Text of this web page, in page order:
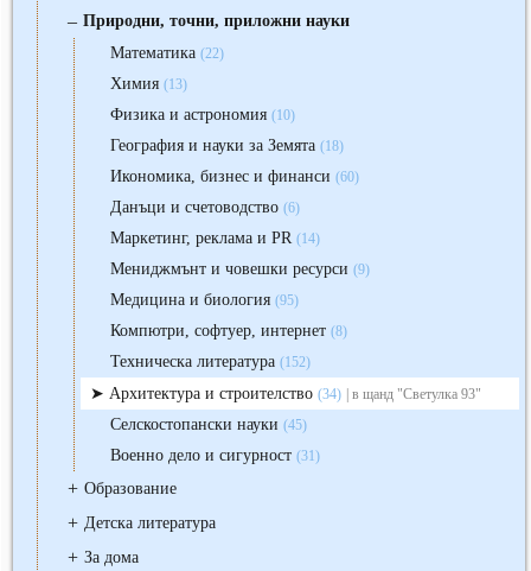
‒ Природни, точни, приложни науки
Математика (22)
Химия (13)
Физика и астрономия (10)
География и науки за Земята (18)
Икономика, бизнес и финанси (60)
Данъци и счетоводство (6)
Маркетинг, реклама и PR (14)
Мениджмънт и човешки ресурси (9)
Медицина и биология (95)
Компютри, софтуер, интернет (8)
Техническа литература (152)
Архитектура и строителство (34) | в щанд "Светулка 93"
Селскостопански науки (45)
Военно дело и сигурност (31)
+ Образование
+ Детска литература
+ За дома